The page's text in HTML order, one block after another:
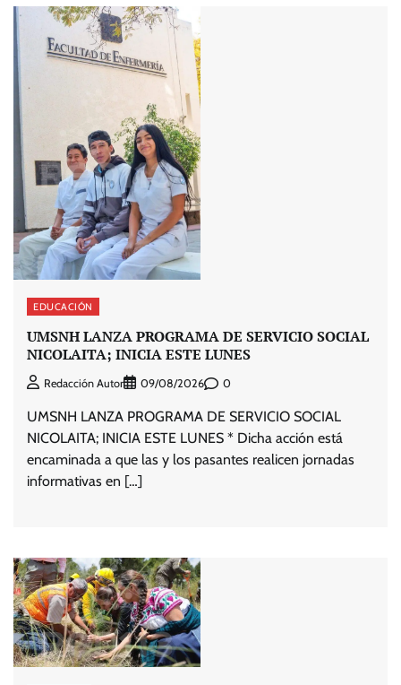
EDUCACIÓN
UMSNH LANZA PROGRAMA DE SERVICIO SOCIAL
NICOLAITA; INICIA ESTE LUNES
Redacción Autor 09/08/2026 0
UMSNH LANZA PROGRAMA DE SERVICIO SOCIAL
NICOLAITA; INICIA ESTE LUNES * Dicha acción está
encaminada a que las y los pasantes realicen jornadas
informativas en […]